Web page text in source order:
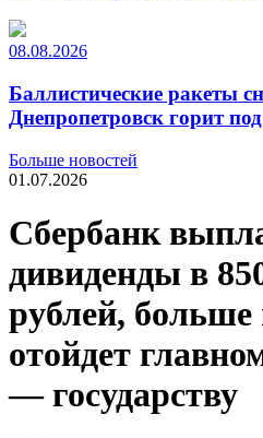
08.08.2026
Баллистические ракеты
Днепропетровск горит
Больше новостей
01.07.2026
Сбербанк
дивиденды в
рублей,
отойдет
–– государству